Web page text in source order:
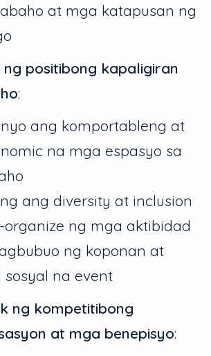
at mga katapusan ng
ng positibong kapaligiran
:
ang komportableng at
na mga espasyo sa
ang diversity at inclusion
organize ng mga aktibidad
ng koponan at
sosyal na event
ng kompetitibong
at mga benepisyo: